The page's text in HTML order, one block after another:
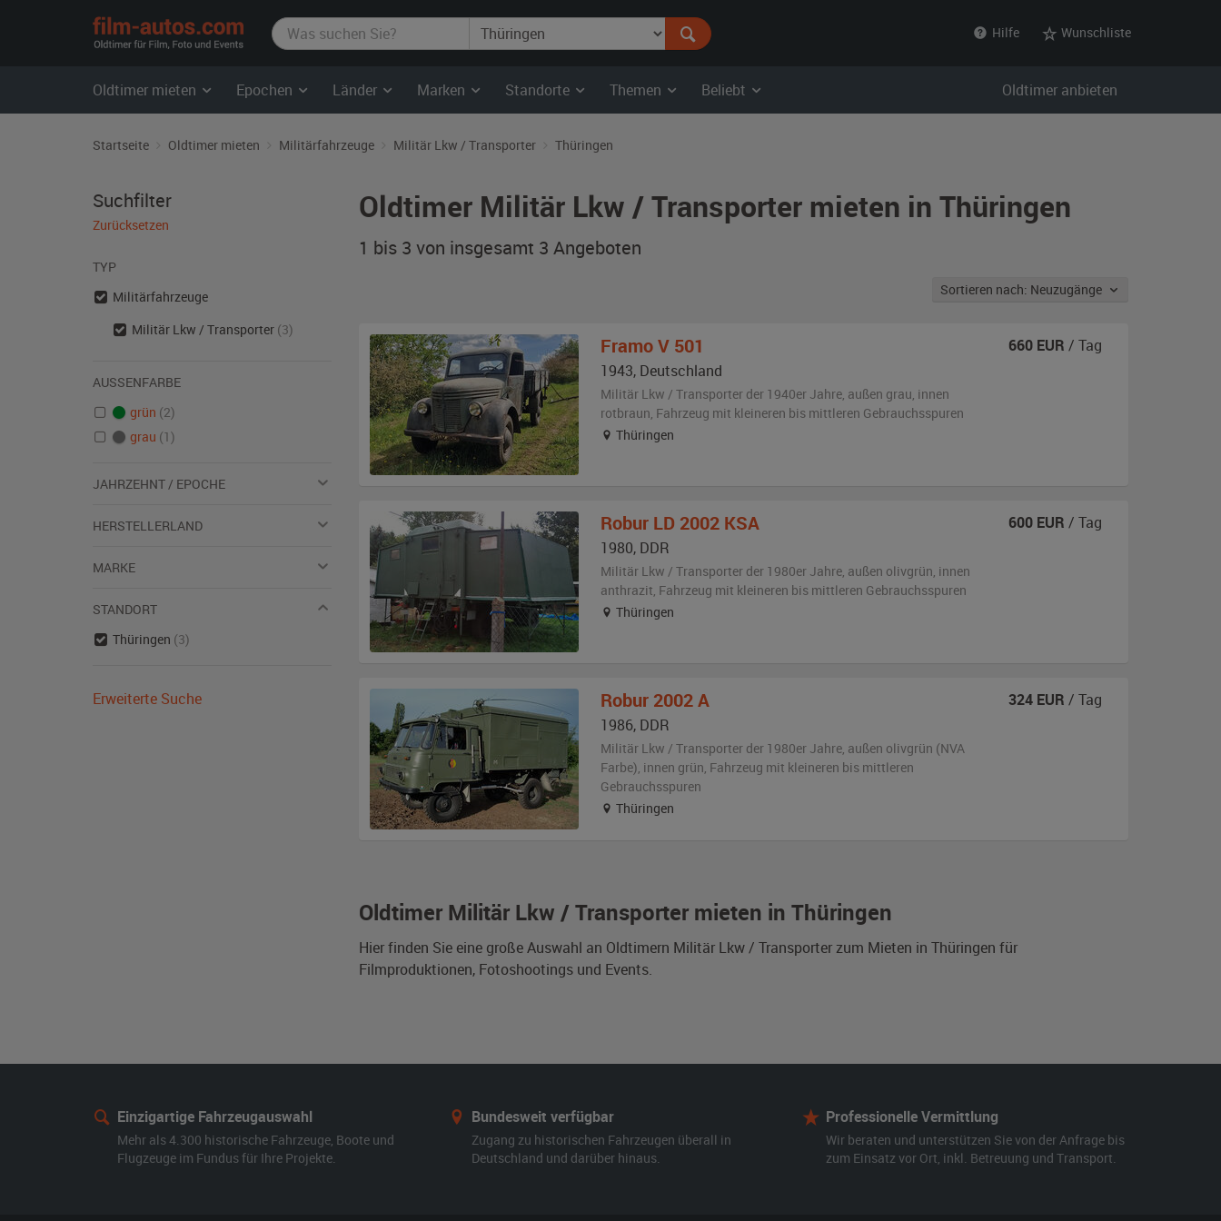
film-
autos.com
Hilfe Wunschliste
Oldtimer mieten Epochen Länder Marken Standorte Themen Beliebt Oldtimer anbieten
Startseite Oldtimer mieten Militärfahrzeuge Militär Lkw / Transporter Thüringen
Oldtimer Militär Lkw / Transporter mieten in Thüringen
1 bis 3 von insgesamt 3 Angeboten
Sortieren nach: Neuzugänge
Oldtimer Militär Lkw / Transporter mieten in Thüringen
Hier finden Sie eine große Auswahl an Oldtimern Militär Lkw / Transporter zum Mieten in Thüringen für
Filmproduktionen, Fotoshootings und Events.
Framo V 501
1943, Deutschland
Militär Lkw / Transporter der 1940er Jahre, außen grau, innen
rotbraun, Fahrzeug mit kleineren bis mittleren Gebrauchsspuren
Thüringen
660 EUR / Tag
Robur LD 2002 KSA
1980, DDR
Militär Lkw / Transporter der 1980er Jahre, außen olivgrün, innen
anthrazit, Fahrzeug mit kleineren bis mittleren Gebrauchsspuren
Thüringen
600 EUR / Tag
Robur 2002 A
1986, DDR
Militär Lkw / Transporter der 1980er Jahre, außen olivgrün (NVA
Farbe), innen grün, Fahrzeug mit kleineren bis mittleren
Gebrauchsspuren
Thüringen
324 EUR / Tag
Suchfilter
Zurücksetzen
TYP
Militärfahrzeuge
Militär Lkw / Transporter (3)
AUSSENFARBE
grün (2)
grau (1)
JAHRZEHNT / EPOCHE
HERSTELLERLAND
MARKE
STANDORT
Thüringen (3)
Erweiterte Suche
Einzigartige Fahrzeugauswahl
Mehr als 4.300 historische Fahrzeuge, Boote und
Flugzeuge im Fundus für Ihre Projekte.
Bundesweit verfügbar
Zugang zu historischen Fahrzeugen überall in
Deutschland und darüber hinaus.
Professionelle Vermittlung
Wir beraten und unterstützen Sie von der Anfrage bis
zum Einsatz vor Ort, inkl. Betreuung und Transport.